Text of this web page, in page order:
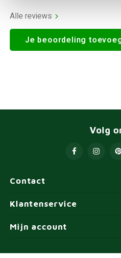
Alle reviews
Je beoordeling
Contact
Volg
Klantenservice
Mijn account